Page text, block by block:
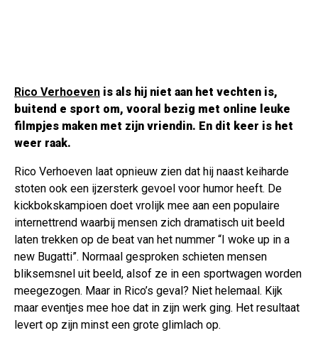
Rico Verhoeven is als hij niet aan het vechten is,
buitend e sport om, vooral bezig met online leuke
filmpjes maken met zijn vriendin. En dit keer is het
weer raak.
Rico Verhoeven laat opnieuw zien dat hij naast keiharde
stoten ook een ijzersterk gevoel voor humor heeft. De
kickbokskampioen doet vrolijk mee aan een populaire
internettrend waarbij mensen zich dramatisch uit beeld
laten trekken op de beat van het nummer “I woke up in a
new Bugatti”. Normaal gesproken schieten mensen
bliksemsnel uit beeld, alsof ze in een sportwagen worden
meegezogen. Maar in Rico’s geval? Niet helemaal. Kijk
maar eventjes mee hoe dat in zijn werk ging. Het resultaat
levert op zijn minst een grote glimlach op.